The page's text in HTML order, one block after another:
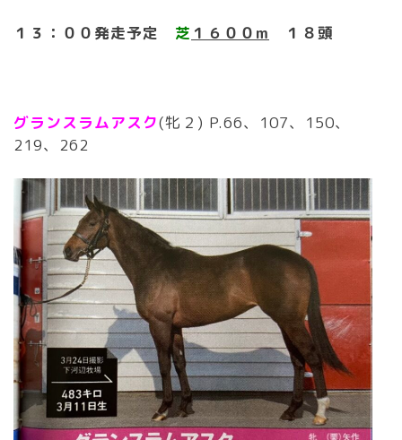
１３：００発走予定 芝 １６００m １８頭
グランスラムアスク(牝２) P.66、107、150、
219、262